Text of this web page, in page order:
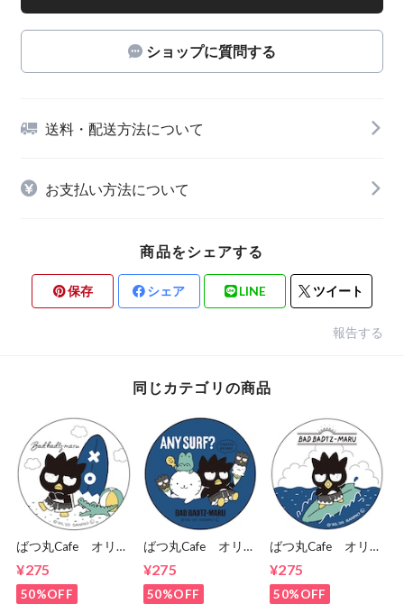
ショップに質問する
送料・配送方法について
お支払い方法について
商品をシェアする
保存 シェア LINE ツイート
報告する
同じカテゴリの商品
ばつ丸Cafe オリジ
ッヂ②
¥275
50%OFF
ばつ丸Cafe オリジ
ッヂ③
¥275
50%OFF
ばつ丸Cafe オリジ
ッヂ①
¥275
50%OFF